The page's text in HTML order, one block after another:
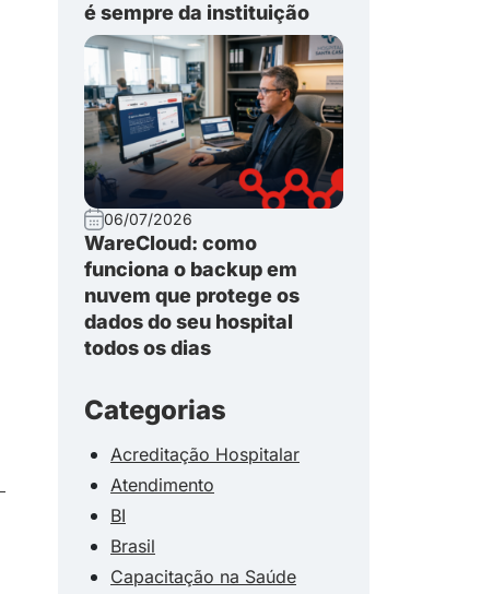
é sempre da instituição
06/07/2026
WareCloud: como
funciona o backup em
nuvem que protege os
dados do seu hospital
todos os dias
Categorias
Acreditação Hospitalar
Atendimento
BI
Brasil
Capacitação na Saúde